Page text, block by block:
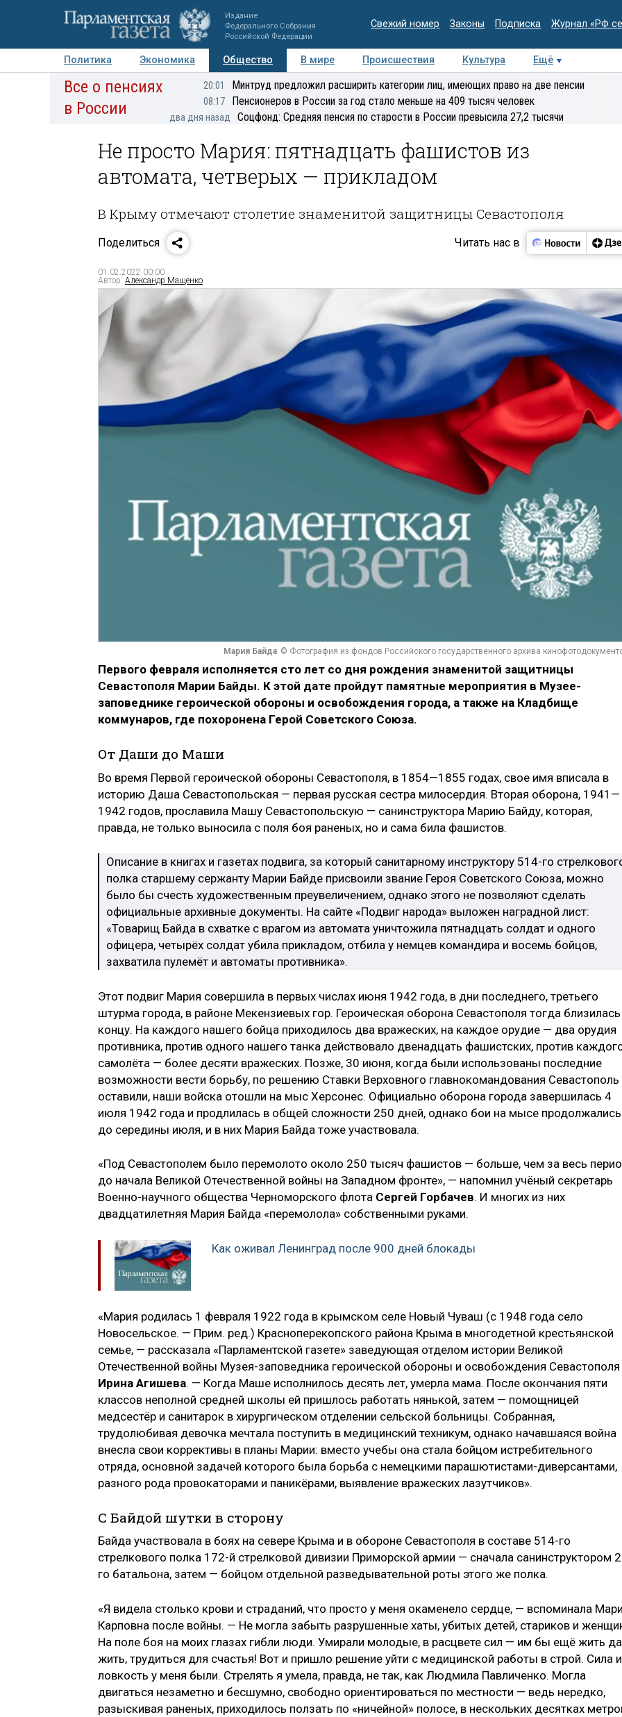
Издание
Федерального Собрания
Российской Федерации
Свежий номер Законы Подписка Журнал «РФ
Политика Экономика Общество В мире Происшествия Культура Ещё
Авторы Персоны Мнения Регионы Медиацентр Интервью Колумнисты
Деловая
Все о пенсиях
в России
20:01 Минтруд предложил расширить категории лиц, имеющих право на две пенсии
08:17 Пенсионеров в России за год стало меньше на 409 тысяч человек
два дня назад Соцфонд: Средняя пенсия по старости в России превысила 27,2 тысячи
Не просто Мария: пятнадцать фашистов из
автомата, четверых — прикладом
В Крыму отмечают столетие знаменитой защитницы Севастополя
Поделиться Читать нас в
01.02.2022 00:00
Автор: Александр Мащенко
Мария Байда © Фотография из фондов Российского государственного архива
Первого февраля исполняется сто лет со дня рождения знаменитой защитницы
Севастополя Марии Байды. К этой дате пройдут памятные мероприятия в Музее-
заповеднике героической обороны и освобождения города, а также на Кладбище
коммунаров, где похоронена Герой Советского Союза.
От Даши до Маши
Во время Первой героической обороны Севастополя, в 1854—1855 годах, свое имя вписала в
историю Даша Севастопольская — первая русская сестра милосердия. Вторая оборона, 1941—
1942 годов, прославила Машу Севастопольскую — санинструктора Марию Байду, которая,
правда, не только выносила с поля боя раненых, но и сама била фашистов.
Описание в книгах и газетах подвига, за который санитарному инструктору 514-го
полка старшему сержанту Марии Байде присвоили звание Героя Советского Союза, можно
было бы счесть художественным преувеличением, однако этого не позволяют сделать
официальные архивные документы. На сайте «Подвиг народа» выложен наградной лист:
«Товарищ Байда в схватке с врагом из автомата уничтожила пятнадцать солдат и одного
офицера, четырёх солдат убила прикладом, отбила у немцев командира и восемь бойцов,
захватила пулемёт и автоматы противника».
Этот подвиг Мария совершила в первых числах июня 1942 года, в дни последнего, третьего
штурма города, в районе Мекензиевых гор. Героическая оборона Севастополя тогда
концу. На каждого нашего бойца приходилось два вражеских, на каждое орудие — два орудия
противника, против одного нашего танка действовало двенадцать фашистских, против
самолёта — более десяти вражеских. Позже, 30 июня, когда были использованы последние
возможности вести борьбу, по решению Ставки Верховного главнокомандования Севастополь
оставили, наши войска отошли на мыс Херсонес. Официально оборона города завершилась 4
июля 1942 года и продлилась в общей сложности 250 дней, однако бои на мысе продолжались
до середины июля, и в них Мария Байда тоже участвовала.
«Под Севастополем было перемолото около 250 тысяч фашистов — больше, чем за весь
до начала Великой Отечественной войны на Западном фронте», — напомнил учёный секретарь
Военно-научного общества Черноморского флота Сергей Горбачев. И многих из них
двадцатилетняя Мария Байда «перемолола» собственными руками.
Как оживал Ленинград после 900 дней блокады
«Мария родилась 1 февраля 1922 года в крымском селе Новый Чуваш (с 1948 года село
Новосельское. — Прим. ред.) Красноперекопского района Крыма в многодетной крестьянской
семье, — рассказала «Парламентской газете» заведующая отделом истории Великой
Отечественной войны Музея-заповедника героической обороны и освобождения Севастополя
Ирина Агишева. — Когда Маше исполнилось десять лет, умерла мама. После окончания пяти
классов неполной средней школы ей пришлось работать нянькой, затем — помощницей
медсестёр и санитарок в хирургическом отделении сельской больницы. Собранная,
трудолюбивая девочка мечтала поступить в медицинский техникум, однако начавшаяся война
внесла свои коррективы в планы Марии: вместо учебы она стала бойцом истребительного
отряда, основной задачей которого была борьба с немецкими парашютистами-диверсантами,
разного рода провокаторами и паникёрами, выявление вражеских лазутчиков».
С Байдой шутки в сторону
Байда участвовала в боях на севере Крыма и в обороне Севастополя в составе 514-го
стрелкового полка 172-й стрелковой дивизии Приморской армии — сначала санинструктором
го батальона, затем — бойцом отдельной разведывательной роты этого же полка.
«Я видела столько крови и страданий, что просто у меня окаменело сердце, — вспоминала
Карповна после войны. — Не могла забыть разрушенные хаты, убитых детей, стариков и
На поле боя на моих глазах гибли люди. Умирали молодые, в расцвете сил — им бы ещё жить да
жить, трудиться для счастья! Вот и пришло решение уйти с медицинской работы в строй. Сила и
ловкость у меня были. Стрелять я умела, правда, не так, как Людмила Павличенко. Могла
двигаться незаметно и бесшумно, свободно ориентироваться по местности — ведь нередко,
разыскивая раненых, приходилось ползать по «ничейной» полосе, в нескольких десятках